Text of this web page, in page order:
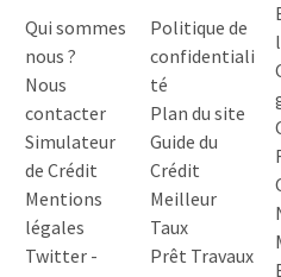
Qui sommes
nous ?
Nous
contacter
Simulateur
de Crédit
Mentions
légales
Twitter-
Politique de
confidentiali
té
Plan du site
Guide du
Crédit
Meilleur
Taux
Prêt Travaux